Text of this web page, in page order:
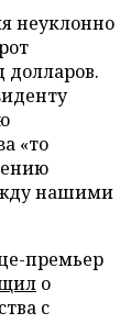
неуклонно
долларов.
«то
нашими
премьер
о
с